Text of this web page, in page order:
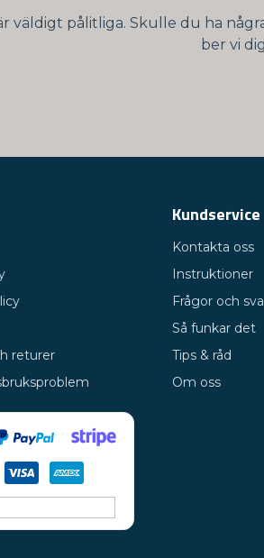
väldigt pålitliga. Skulle du ha
ber vi
returer
Kundservice
Kontakta oss
Instruktioner
Frågor och
Så funkar det
Tips & råd
Om oss